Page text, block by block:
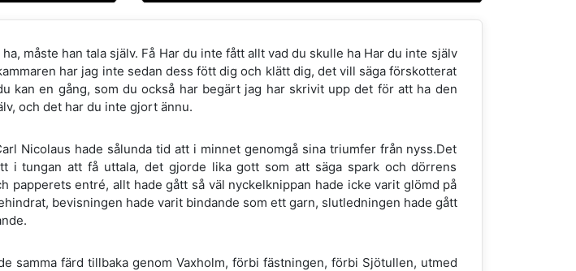
måste han tala själv. Få Har du inte fått allt vad du skulle ha Har du inte själv
har jag inte sedan dess fött dig och klätt dig, det vill säga förskotterat
kan en gång, som du också har begärt jag har skrivit upp det för att ha den
och det har du inte gjort ännu.
Nicolaus hade sålunda tid att i minnet genomgå sina triumfer från nyss.Det
i tungan att få uttala, det gjorde lika gott som att säga spark och dörrens
papperets entré, allt hade gått så väl nyckelknippan hade icke varit glömd på
bevisningen hade varit bindande som ett garn, slutledningen hade gått
samma färd tillbaka genom Vaxholm, förbi fästningen, förbi Sjötullen, utmed